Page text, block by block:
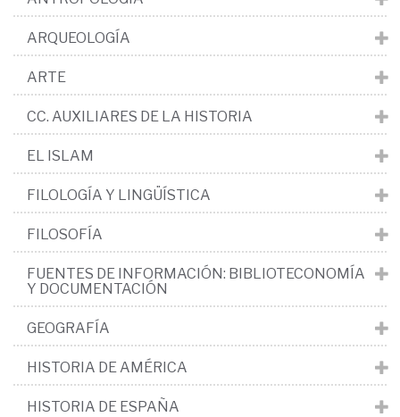
ARQUEOLOGÍA
ARTE
CC. AUXILIARES DE LA HISTORIA
EL ISLAM
FILOLOGÍA Y LINGÜÍSTICA
FILOSOFÍA
FUENTES DE INFORMACIÓN: BIBLIOTECONOMÍA
Y DOCUMENTACIÓN
GEOGRAFÍA
HISTORIA DE AMÉRICA
HISTORIA DE ESPAÑA